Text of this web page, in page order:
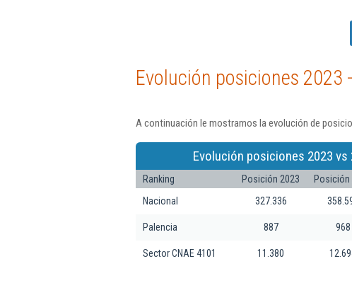
Evolución posiciones 2023
A continuación le mostramos la evolución de
Evolución posiciones 2023 vs
Ranking Posición 2023 Posición
Nacional
327.336
Palencia 887 968
Sector CNAE 4101 11.380